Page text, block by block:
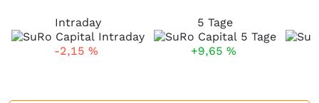
Intraday
-2,15 %
5 Tage
+9,65 %